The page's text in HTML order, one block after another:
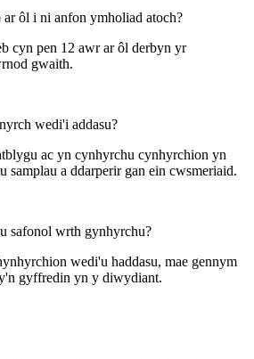
ôl i ni anfon ymholiad atoch?
cyn pen 12 awr ar ôl derbyn yr
gwaith.
wedi'i addasu?
ac yn cynhyrchu cynhyrchion yn
samplau a ddarperir gan ein cwsmeriaid.
safonol wrth gynhyrchu?
wedi'u haddasu, mae gennym
gyffredin yn y diwydiant.